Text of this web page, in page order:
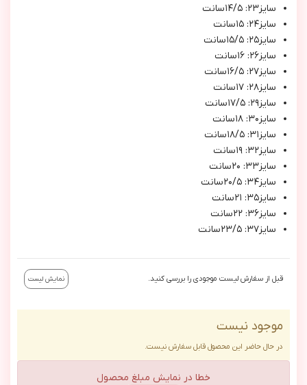
سايز٢٣: ١٤/٥سانت
سايز٢٤: ١٥سانت
سايز٢٥: ١٥/٥سانت
سايز٢٦: ١٦سانت
سايز٢٧: ١٦/٥سانت
سايز٢٨: ١٧سانت
سايز٢٩: ١٧/٥سانت
سايز٣٠: ١٨سانت
سايز٣١: ١٨/٥سانت
سايز٣٢: ١٩سانت
سايز٣٣: ٢٠سانت
سايز٣٤: ٢٠/٥سانت
سايز٣٥: ٢١سانت
سايز٣٦: ٢٢سانت
سايز٣٧: ٢٣/٥سانت
قبل از سفارش لیست موجودی را بررسی کنید. نمایش لیست
موجود نیست
در حال حاضر این محصول قابل سفارش نیست.
خطا در نمایش مبلغ محصول